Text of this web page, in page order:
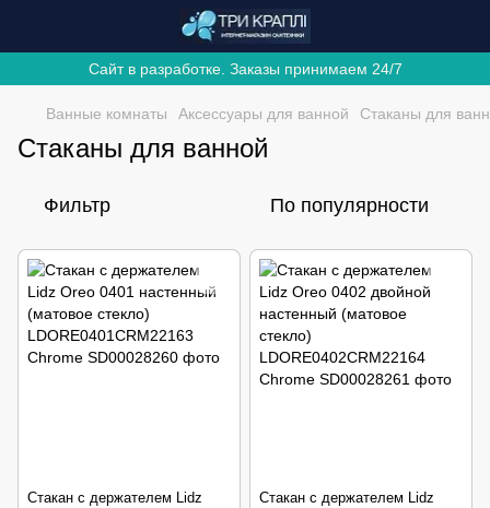
Сайт в разработке. Заказы принимаем 24/7
Ванные комнаты Аксессуары для ванной Стаканы для
Стаканы для ванной
Фильтр По популярности
Стакан с держателем Lidz
Стакан с держателем Lidz